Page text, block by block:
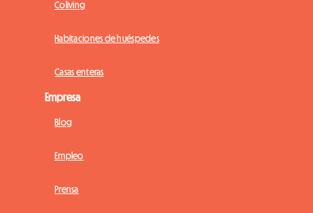
Coliving
Habitaciones de huéspedes
Casas enteras
Empresa
Blog
Empleo
Prensa